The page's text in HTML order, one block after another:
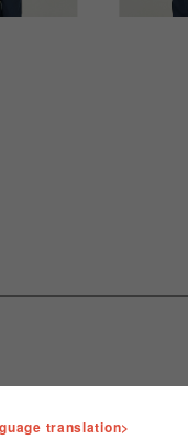
translation>